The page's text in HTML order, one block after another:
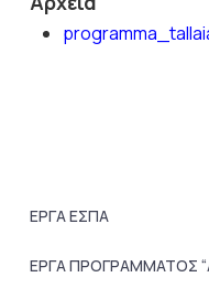
ΕΡΓΑ ΕΣΠΑ
ΕΡΓΑ ΠΡΟΓΡΑΜΜΑΤΟΣ